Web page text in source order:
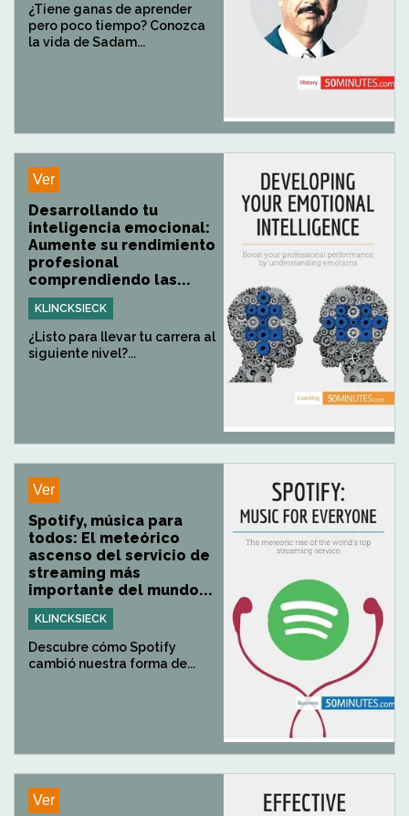
¿Tiene ganas de aprender
pero poco tiempo? Conozca
la vida de Sadam...
Ver
Desarrollando tu
inteligencia emocional:
Aumente su rendimiento
profesional
comprendiendo las...
KLINCKSIECK
¿Listo para llevar tu carrera al
siguiente nivel?...
Ver
Spotify, música para
todos: El meteórico
ascenso del servicio de
streaming más
importante del mundo...
KLINCKSIECK
Descubre cómo Spotify
cambió nuestra forma de...
Ver